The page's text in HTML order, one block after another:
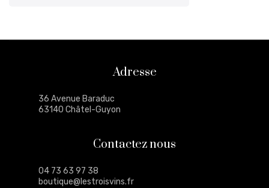
Adresse
36 Avenue Baraduc
63140 Châtel-Guyon
Contactez nous
04 73 63 97 38
boutique@lestroisvins.fr